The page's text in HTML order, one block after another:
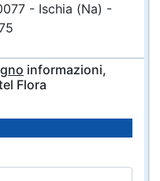
- Ischia (Na) -
informazioni,
Flora